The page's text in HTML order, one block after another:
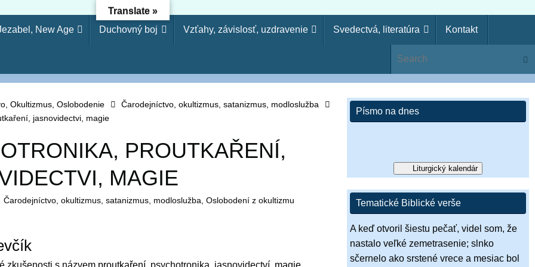
svojvoľnosť je (ako) hriech modlárstva. Pretože si pohrdol Pánovým slovom, zavrhne ťa, nebudeš kráľom!“ (1 Sam
New Age Duchovný boj Vzťahy, závislosť, uzdravenie Svedectvá, literatúra Kontakt
Okultizmus, Oslobodenie
Čarodejníctvo, okultizmus, satanizmus, modloslužba
jasnovidectvi, magie
PROUTKAŘENÍ,
MAGIE
Čarodejníctvo, okultizmus, satanizmus, modloslužba Oslobodení z okultizmu
zkušenosti s názvem proutkaření, psychotronika, jasnovidectví, magie.
Písmo na dnes
Liturgický kalendár
Tematické Biblické verše
A keď otvoril šiestu pečať, videl som, že
nastalo veľké zemetrasenie; slnko
sčernelo ako srstené vrece a mesiac bol
Translate »